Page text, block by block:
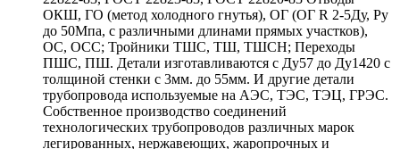
ОКШ, ГО (метод холодного гнутья), ОГ (ОГ R 2-5Ду, Ру
до 50Мпа, с различными длинами прямых участков),
ОС, ОСС; Тройники ТШС, ТШ, ТШСН; Переходы
ПШС, ПШ. Детали изготавливаются с Ду57 до Ду1420 с
толщиной стенки с 3мм. до 55мм. И другие детали
трубопровода используемые на АЭС, ТЭС, ТЭЦ, ГРЭС.
Собственное производство соединений
технологических трубопроводов различных марок
легированных, нержавеющих, жаропрочных и